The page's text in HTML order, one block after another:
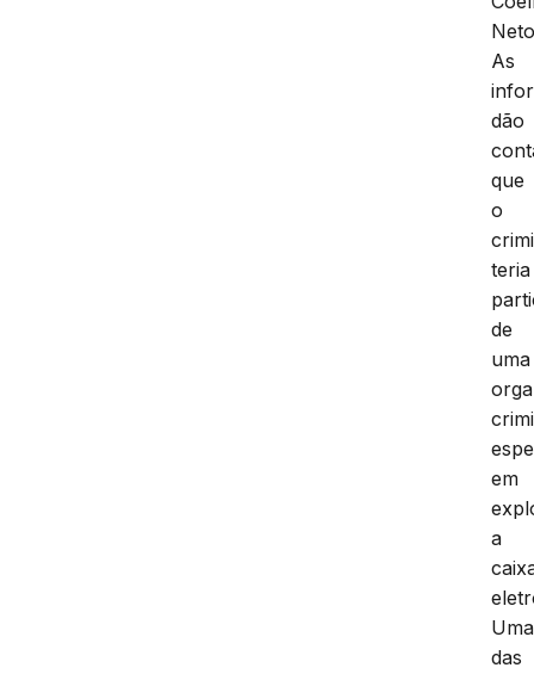
As
dão
que
o
teria
de
uma
em
a
Uma
das